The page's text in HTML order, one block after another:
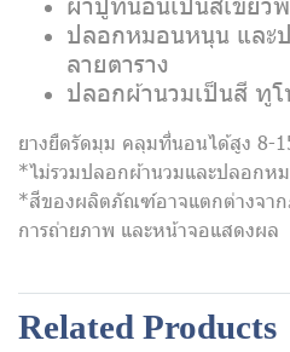
ปลอกหมอนหนุน และ
ลายตาราง
ปลอกผ้านวมเป็นสี ทู
ยางยืดรัดมุม คลุมที่นอนได้สูง 8-
*ไม่รวมปลอกผ้านวมและปลอกห
*สีของผลิตภัณฑ์อาจแตกต่างจาก
การถ่ายภาพ และหน้าจอแสดงผล
Related Products